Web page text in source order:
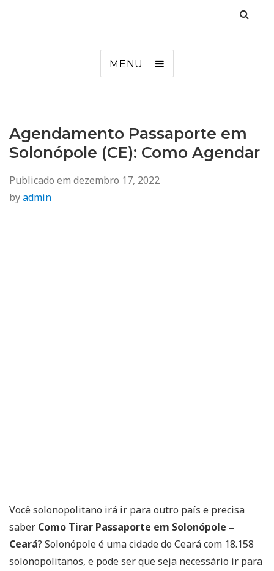
MENU
Agendamento Passaporte em
Solonópole (CE): Como Agendar
Publicado em dezembro 17, 2022
byadmin
Você solonopolitano irá ir para outro país e precisa
saber Como Tirar Passaporte em Solonópole –
Ceará? Solonópole é uma cidade do Ceará com 18.158
solonopolitanos, e pode ser que seja necessário ir para